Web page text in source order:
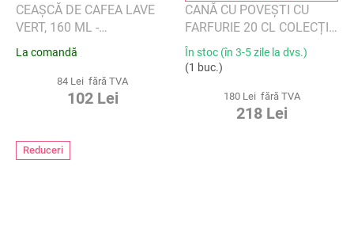
CEAȘCĂ DE CAFEA LAVE
VERT, 160 ML -
ASEMĂNĂTOARE. DE
La comandă
84 Lei fără TVA
102 Lei
CANĂ CU POVEȘTI CU
FARFURIE 20 CL COLECȚIA
JULEMORGEN - WIK &
WALSØE
În stoc (în 3-5 zile la dvs.)
(1 buc.)
180 Lei fără TVA
218 Lei
Reduceri